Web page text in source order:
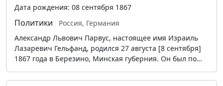
Дата рождения: 08 сентября 1867
Политики
Россия, Германия
Александр Львович Парвус, настоящее имя Израиль
Лазаревич Гельфанд, родился 27 августа [8 сентября]
1867 года в Березино, Минская губерния. Он был по…